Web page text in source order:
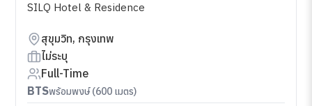
SILQ Hotel & Residence
สุขุมวิท, กรุงเทพ
ไม่ระบุ
Full-Time
BTSพร้อมพงษ์ (600 เมตร)